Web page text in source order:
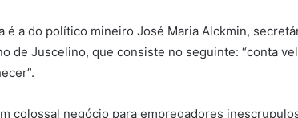
é a do político mineiro José Maria Alckmin,
de Juscelino, que consiste no seguinte: “conta
colossal negócio para empregadores